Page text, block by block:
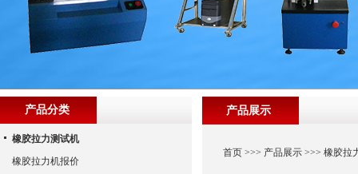
产品展示
首页 >>> 产品展示 >>>橡胶拉
产品分类
橡胶拉力测试机
橡胶拉力机报价